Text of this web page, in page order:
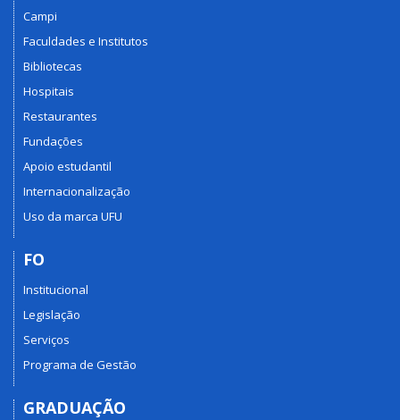
Campi
Faculdades e Institutos
Bibliotecas
Hospitais
Restaurantes
Fundações
Apoio estudantil
Internacionalização
Uso da marca UFU
FO
Institucional
Legislação
Serviços
Programa de Gestão
GRADUAÇÃO